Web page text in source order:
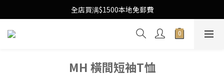
Free Local Shipping Upon $1500 purchase
全店買满$1500本地免郵費
Free Local Shipping Upon $1500 purchase
MH 橫間短袖T恤